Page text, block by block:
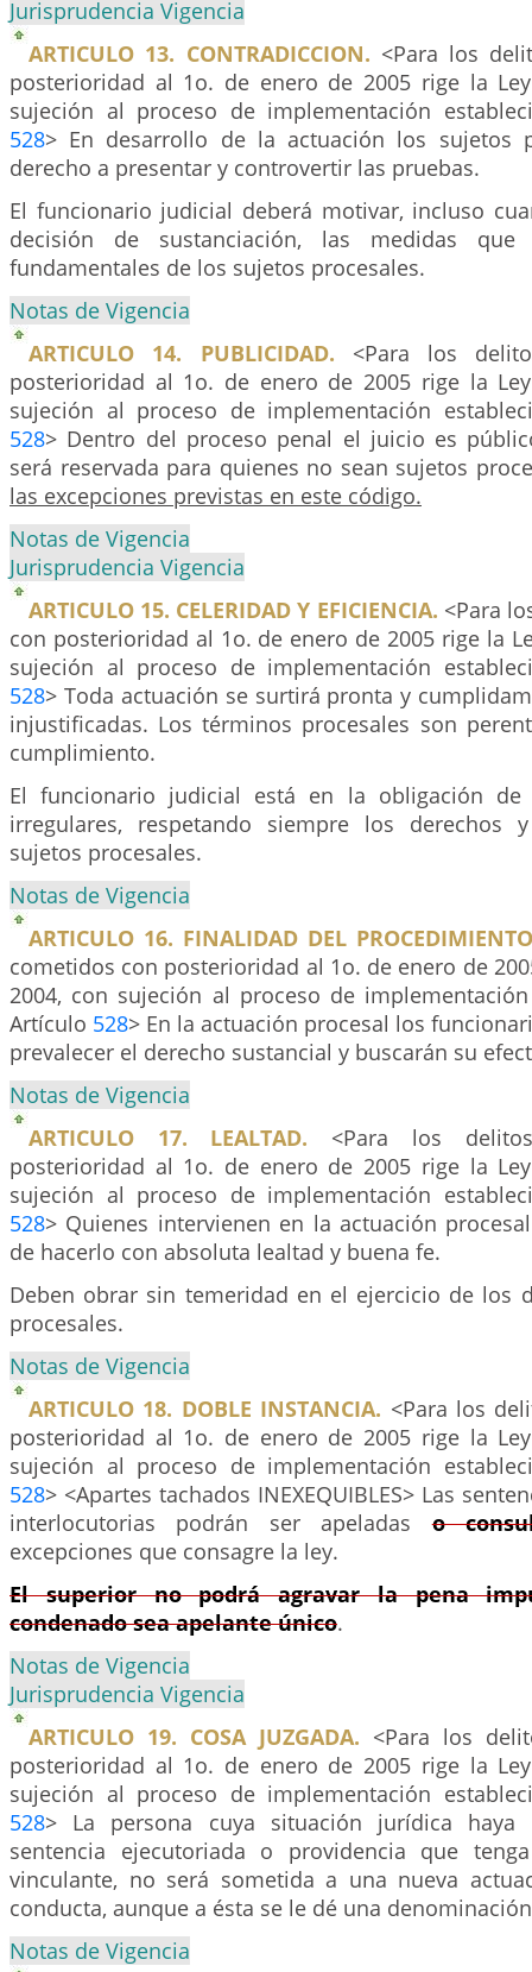
Jurisprudencia Vigencia
ARTICULO 13. CONTRADICCION. <Para los
posterioridad al 1o. de enero de 2005 rige la
sujeción al proceso de implementación
528> En desarrollo de la actuación los sujetos
derecho a presentar y controvertir las pruebas.
El funcionario judicial deberá motivar, incluso
decisión de sustanciación, las medidas que
fundamentales de los sujetos procesales.
Notas de Vigencia
ARTICULO 14. PUBLICIDAD. <Para los
posterioridad al 1o. de enero de 2005 rige la
sujeción al proceso de implementación
528> Dentro del proceso penal el juicio es
será reservada para quienes no sean sujetos
las excepciones previstas en este código.
Notas de Vigencia
Jurisprudencia Vigencia
ARTICULO 15. CELERIDAD Y EFICIENCIA. <Para
con posterioridad al 1o. de enero de 2005 rige la
sujeción al proceso de implementación
528> Toda actuación se surtirá pronta y
injustificadas. Los términos procesales son
cumplimiento.
El funcionario judicial está en la obligación de
irregulares, respetando siempre los derechos
sujetos procesales.
Notas de Vigencia
ARTICULO 16. FINALIDAD DEL
cometidos con posterioridad al 1o. de enero de
2004, con sujeción al proceso de
Artículo 528> En la actuación procesal los
prevalecer el derecho sustancial y buscarán su
Notas de Vigencia
ARTICULO 17. LEALTAD. <Para los
posterioridad al 1o. de enero de 2005 rige la
sujeción al proceso de implementación
528> Quienes intervienen en la actuación
de hacerlo con absoluta lealtad y buena fe.
Deben obrar sin temeridad en el ejercicio de los
procesales.
Notas de Vigencia
ARTICULO 18. DOBLE INSTANCIA. <Para los
posterioridad al 1o. de enero de 2005 rige la
sujeción al proceso de implementación
528> <Apartes tachados INEXEQUIBLES> Las
interlocutorias podrán ser apeladaso
excepciones que consagre la ley.
El superior no podrá agravar la pena
condenado sea apelante único.
Notas de Vigencia
Jurisprudencia Vigencia
ARTICULO 19. COSA JUZGADA. <Para los
posterioridad al 1o. de enero de 2005 rige la
sujeción al proceso de implementación
528> La persona cuya situación jurídica
sentencia ejecutoriada o providencia que
vinculante, no será sometida a una nueva
conducta, aunque a ésta se le dé una
Notas de Vigencia